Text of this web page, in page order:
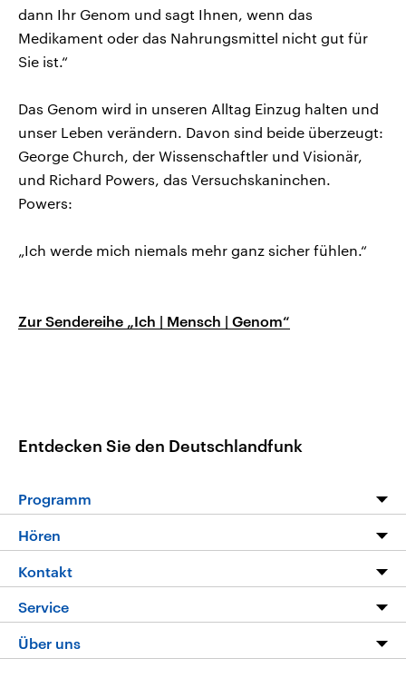
dann Ihr Genom und sagt Ihnen, wenn das
Medikament oder das Nahrungsmittel nicht gut für
Sie ist.“
Das Genom wird in unseren Alltag Einzug halten und
unser Leben verändern. Davon sind beide überzeugt:
George Church, der Wissenschaftler und Visionär,
und Richard Powers, das Versuchskaninchen.
Powers:
„Ich werde mich niemals mehr ganz sicher fühlen.“
Zur Sendereihe „Ich | Mensch | Genom“
Entdecken Sie den Deutschlandfunk
Programm
Die Nachrichten
Nachrichtenleicht
Neue Beiträge auf dlf.de
Hören
Livestream
Podcasts
Deutschlandfunk App
Kontakt
Hörerservice
Service
FAQ
Über uns